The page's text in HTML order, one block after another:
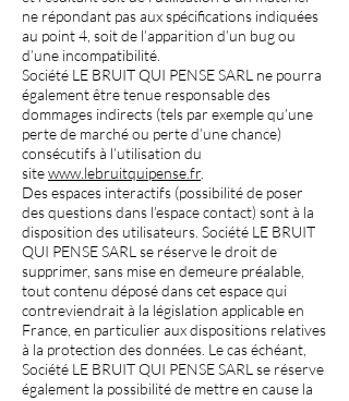
ne répondant pas aux spécifications indiquées
au point 4, soit de l’apparition d’un bug ou
d’une incompatibilité.
Société LE BRUIT QUI PENSE SARL ne pourra
également être tenue responsable des
dommages indirects (tels par exemple qu’une
perte de marché ou perte d’une chance)
consécutifs à l’utilisation du
sitewww.lebruitquipense.fr
Des espaces interactifs (possibilité de poser
des questions dans l’espace contact) sont à la
disposition des utilisateurs. Société LE BRUIT
QUI PENSE SARL se réserve le droit de
supprimer, sans mise en demeure préalable,
tout contenu déposé dans cet espace qui
contreviendrait à la législation applicable en
France, en particulier aux dispositions relatives
à la protection des données. Le cas échéant,
Société LE BRUIT QUI PENSE SARL se réserve
également la possibilité de mettre en cause la